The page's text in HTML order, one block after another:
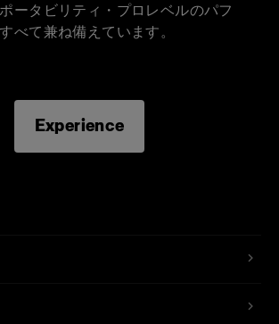
ータビリティ・プロレベルのパフ
べて兼ね備えています。
Experience